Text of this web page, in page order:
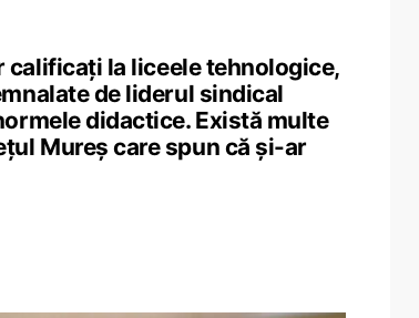
la liceele tehnologice,
de liderul sindical
didactice. Există multe
Mureș care spun că și-ar